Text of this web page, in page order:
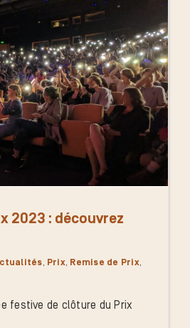
2023 : découvrez
, Prix, Remise de Prix,
festive de clôture du Prix